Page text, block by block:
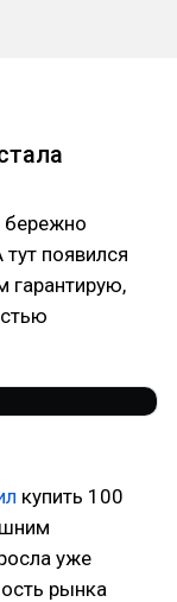
бережно
появился
гарантирую,
купить 100
уже
рынка